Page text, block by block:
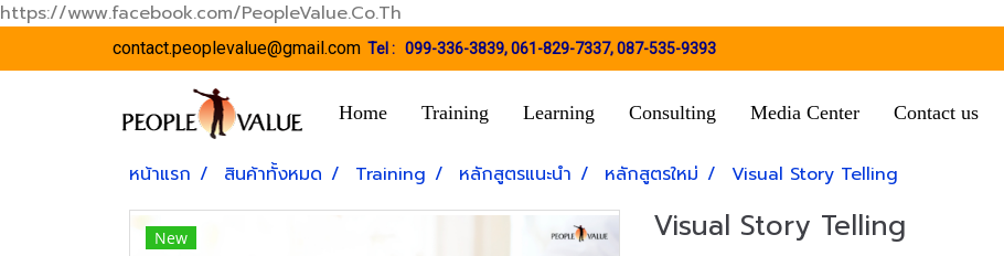
https://www.facebook.com/PeopleValue.Co.Th
contact.peoplevalue@gmail.com Tel : 099-336-3839,061-829-7337,087-535-9393
Home Training Learning Consulting Media Center Contact us
หน้าแรก สินค้าทั้งหมด Training หลักสูตรแนะนำ หลักสูตรใหม่ Visual Story Telling
New Visual Story Telling